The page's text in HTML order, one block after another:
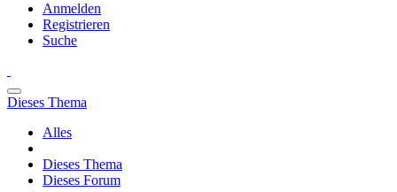
Anmelden
Registrieren
Suche
Dieses Thema
Alles
Dieses Thema
Dieses Forum